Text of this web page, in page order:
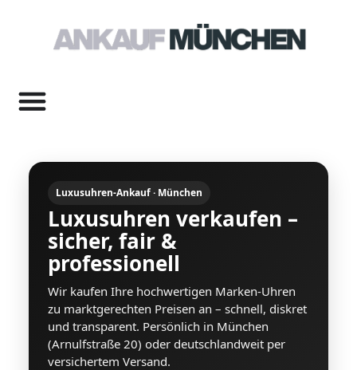
Luxusuhren‑Ankauf · München
Luxusuhren verkaufen –
sicher, fair &
professionell
Wir kaufen Ihre hochwertigen Marken‑Uhren
zu marktgerechten Preisen an – schnell, diskret
und transparent. Persönlich in München
(Arnulfstraße 20) oder deutschlandweit per
versichertem Versand.